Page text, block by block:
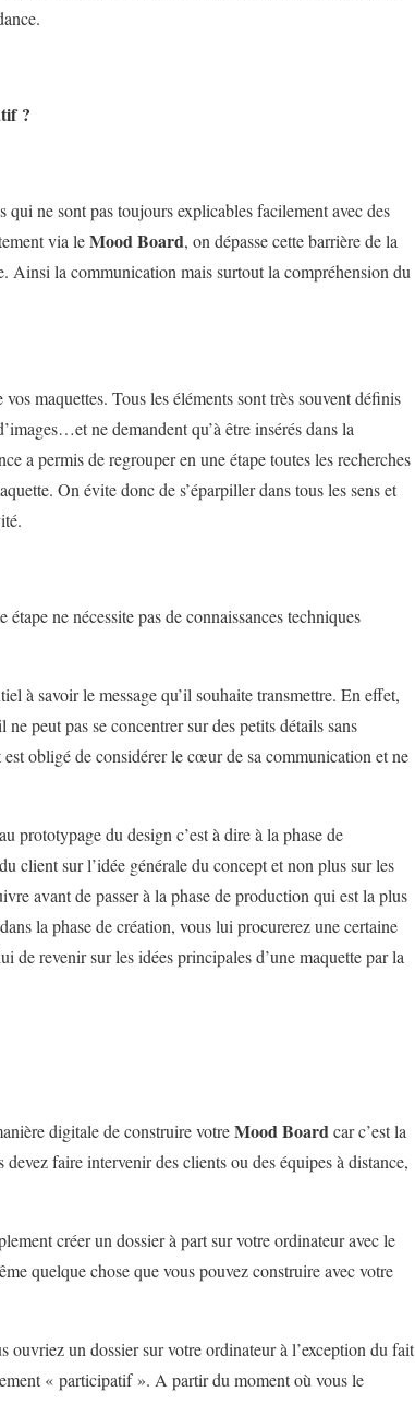
?
ne sont pas toujours explicables facilement avec des
via leMood Board, on dépasse cette barrière de la
Ainsi la communication mais surtout la compréhension du
maquettes. Tous les éléments sont très souvent définis
ne demandent qu’à être insérés dans la
a permis de regrouper en une étape toutes les recherches
On évite donc de s’éparpiller dans tous les sens et
ne nécessite pas de connaissances techniques
à savoir le message qu’il souhaite transmettre. En effet,
peut pas se concentrer sur des petits détails sans
obligé de considérer le cœur de sa communication et ne
prototypage du design c’est à dire à la phase de
client sur l’idée générale du concept et non plus sur les
avant de passer à la phase de production qui est la plus
la phase de création, vous lui procurerez une certaine
revenir sur les idées principales d’une maquette par la
digitale de construire votreMood Boardcar c’est la
faire intervenir des clients ou des équipes à distance,
créer un dossier à part sur votre ordinateur avec le
quelque chose que vous pouvez construire avec votre
ouvriez un dossier sur votre ordinateur à l’exception du fait
« participatif ». A partir du moment où vous le